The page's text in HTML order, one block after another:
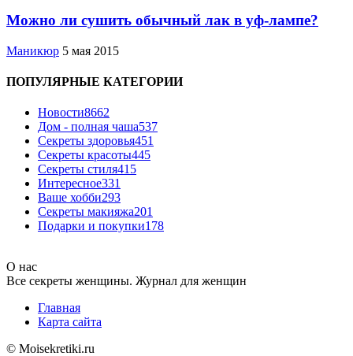
Можно ли сушить обычный лак в уф-лампе?
Маникюр 5 мая 2015
ПОПУЛЯРНЫЕ КАТЕГОРИИ
Новости8662
Дом - полная чаша537
Cекреты здоровья451
Секреты красоты445
Секреты стиля415
Интересное331
Ваше хобби293
Секреты макияжа201
Подарки и покупки178
О нас
Все секреты женщины. Журнал для женщин
Главная
Карта сайта
© Moisekretiki.ru